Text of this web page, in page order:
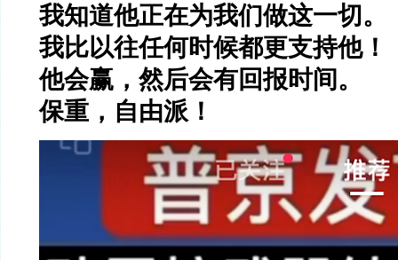
我知道他正在为我们做这一切。
我比以往任何时候都更支持他！
他会赢，然后会有回报时间。
保重，自由派！